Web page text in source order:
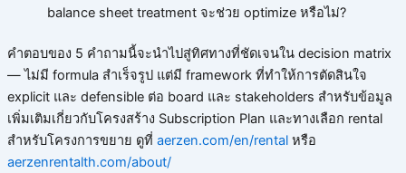
balance sheet treatment จะช่วย optimize หรือไม่?
คำตอบของ 5 คำถามนี้จะนำไปสู่ทิศทางที่ชัดเจนใน decision matrix
— ไม่มี formula สำเร็จรูป แต่มี framework ที่ทำให้การตัดสินใจ
explicit และ defensible ต่อ board และ stakeholders สำหรับข้อมูล
เพิ่มเติมเกี่ยวกับโครงสร้าง Subscription Plan และทางเลือก rental
สำหรับโครงการขยาย ดูที่ aerzen.com/en/rentalหรือ
aerzenrentalth.com/about/